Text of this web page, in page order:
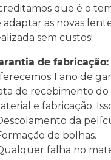
que é o
adaptar as novas
sem custos!
de fabricação:
1 ano de
de recebimento
e fabricação.
da
de bolhas.
falha no